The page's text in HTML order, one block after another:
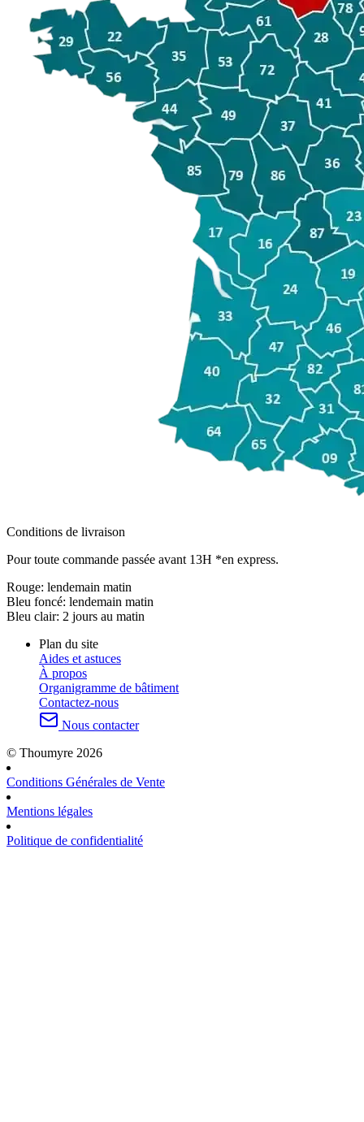
Conditions de livraison
Pour toute commande passée avant 13H *en express.
Rouge: lendemain matin
Bleu foncé: lendemain matin
Bleu clair: 2 jours au matin
Plan du site
Aides et astuces
À propos
Organigramme de bâtiment
Contactez-nous
Nous contacter
© Thoumyre 2026
Conditions Générales de Vente
Mentions légales
Politique de confidentialité